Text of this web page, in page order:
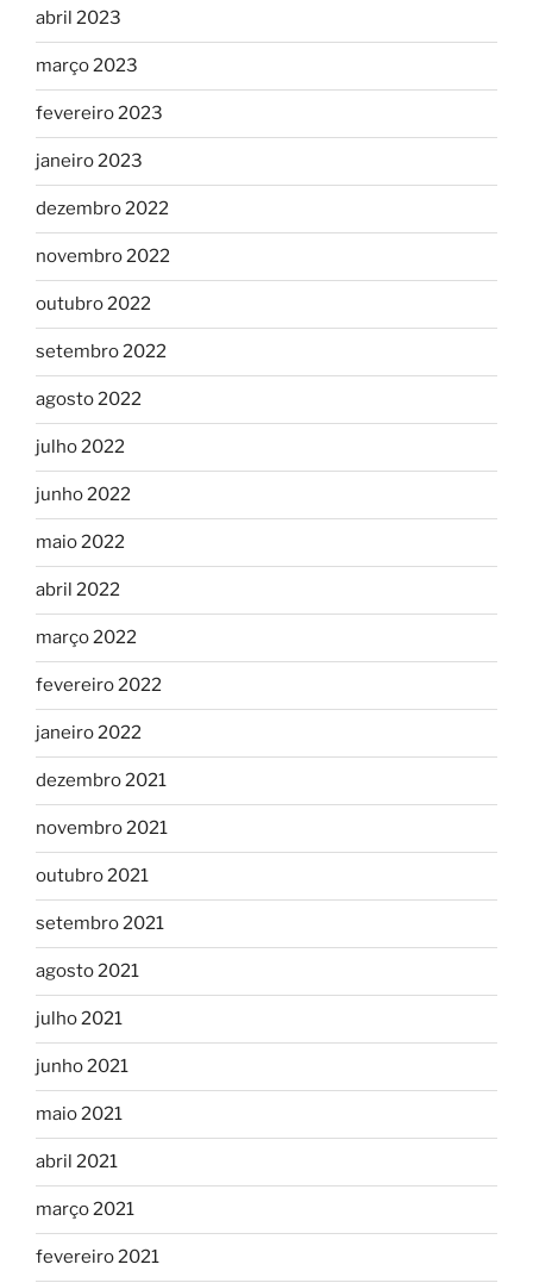
abril 2023
março 2023
fevereiro 2023
janeiro 2023
dezembro 2022
novembro 2022
outubro 2022
setembro 2022
agosto 2022
julho 2022
junho 2022
maio 2022
abril 2022
março 2022
fevereiro 2022
janeiro 2022
dezembro 2021
novembro 2021
outubro 2021
setembro 2021
agosto 2021
julho 2021
junho 2021
maio 2021
abril 2021
março 2021
fevereiro 2021